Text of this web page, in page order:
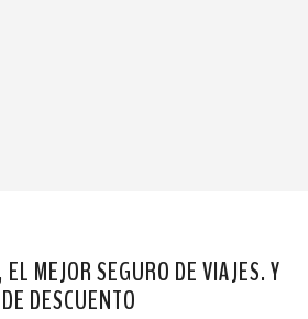
MEJOR SEGURO DE VIAJES. Y
DESCUENTO